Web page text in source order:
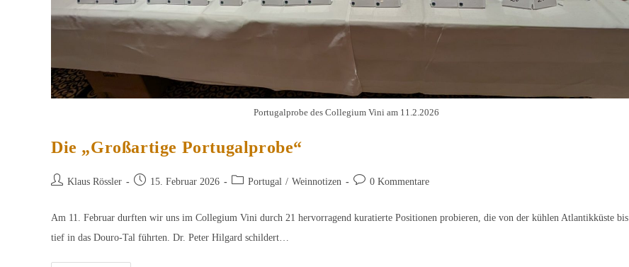
Portugalprobe des Collegium Vini am 11.2.2026
Die „Großartige Portugalprobe“
Beitrags-
Klaus Rössler
Beitrag15. Februar 2026
Beitrags-
Portugal / Weinnotizen
Beitrags-0 Kommentare
Am 11. Februar durften wir uns im Collegium Vini durch 21 hervorragend kuratierte Positionen probieren, die von der kühlen Atlantikküste bis
tief in das Douro-Tal führten. Dr. Peter Hilgard schildert…